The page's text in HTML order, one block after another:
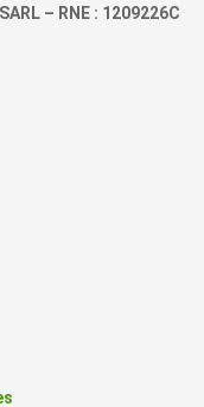
– RNE : 1209226C